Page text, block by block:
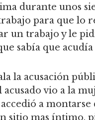
durante unos
para que lo
un trabajo y le
sabía que
la acusación
acusado vio a la
a
sitio mas íntimo,